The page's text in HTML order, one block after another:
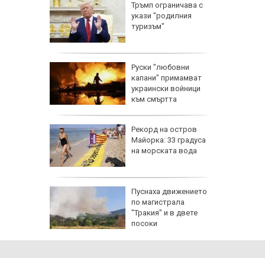
Тръмп ограничава с
укази "родилния
туризъм"
Руски "любовни
капани" примамват
украински войници
към смъртта
Рекорд на остров
Майорка: 33 градуса
на морската вода
Пуснаха движението
по магистрала
"Тракия" и в двете
посоки